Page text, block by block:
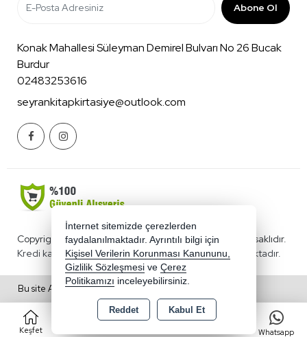
Keşfet Whatsapp
Abone Ol
Konak Mahallesi Süleyman Demirel Bulvarı No 26 Bucak
Burdur
02483253616
seyrankitapkirtasiye@outlook.com
Copyright 2026 benimkirtasiyecim.com - Tüm hakları saklıdır.
Kredi kartı bilgileriniz 256bit SSL sertifikası ile korunmaktadır.
Bu site AKINSOFT E-Ticaret ile hazırlanmıştır.
İnternet sitemizde çerezlerden
faydalanılmaktadır. Ayrıntılı bilgi için
Kişisel Verilerin Korunması Kanununu,
Gizlilik Sözleşmesi ve Çerez
Politikamızı inceleyebilirsiniz.
Reddet Kabul Et